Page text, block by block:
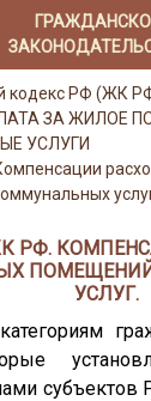
кодекс РФ (ЖК
ЗА ЖИЛОЕ
УСЛУГИ
РФ.
УСЛУГ.
субъектов